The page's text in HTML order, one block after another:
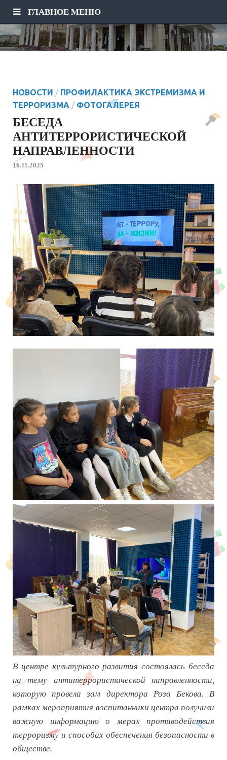
ГЛАВНОЕ МЕНЮ
НОВОСТИ / ПРОФИЛАКТИКА ЭКСТРЕМИЗМА И
ТЕРРОРИЗМА / ФОТОГАЛЕРЕЯ
БЕСЕДА
АНТИТЕРРОРИСТИЧЕСКОЙ
НАПРАВЛЕННОСТИ
16.11.2025
В центре культурного развития состоялась беседа
на тему антитеррористической направленности,
которую провела зам директора Роза Бекова. В
рамках мероприятия воспитанники центра получили
важную информацию о мерах противодействия
терроризму и способах обеспечения безопасности в
обществе.